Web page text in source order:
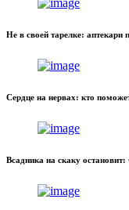
Не в своей тарелке: аптекари
Сердце на нервах: кто
Всадника на скаку остановит: